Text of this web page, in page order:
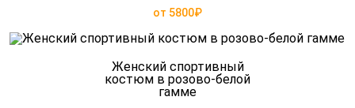
от 5800₽
Женский спортивный
костюм в розово-белой
гамме